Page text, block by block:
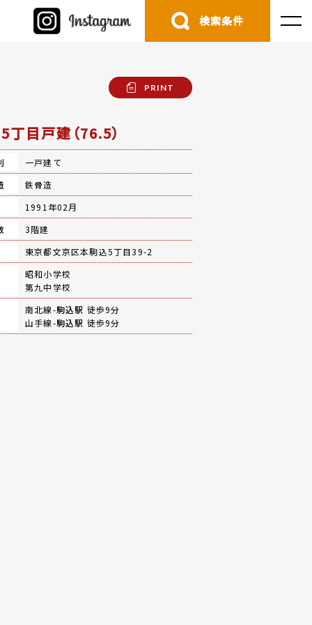
検索条件
PRINT
丁目戸建（76.5）
一戸建て
鉄骨造
1991年02月
3階建
東京都文京区本駒込5丁目39-2
昭和小学校
第九中学校
南北線-駒込駅 徒歩9分
山手線-駒込駅 徒歩9分